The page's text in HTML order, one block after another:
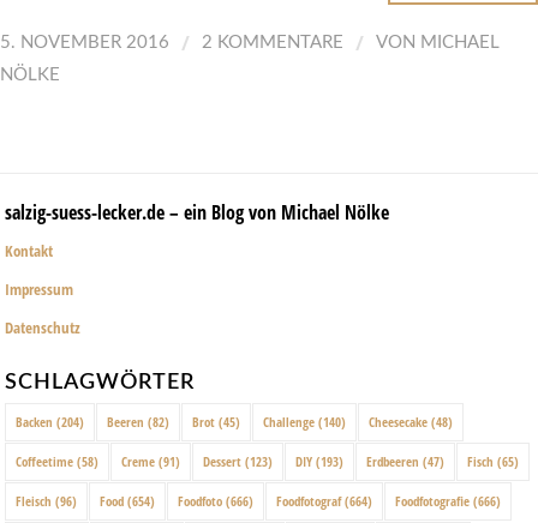
5. NOVEMBER 2016 / 2 KOMMENTARE / VON MICHAEL
NÖLKE
salzig-suess-lecker.de – ein Blog von Michael Nölke
Kontakt
Impressum
Datenschutz
SCHLAGWÖRTER
Backen (204) Beeren (82) Brot (45) Challenge (140) Cheesecake (48)
Coffeetime (58) Creme (91) Dessert (123) DIY (193) Erdbeeren (47) Fisch (65)
Fleisch (96) Food (654) Foodfoto (666) Foodfotograf(664) Foodfotografie (666)